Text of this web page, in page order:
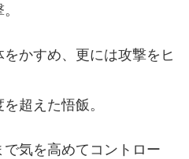
かすめ、更には攻撃をヒ
超えた悟飯。
気を高めてコントロー